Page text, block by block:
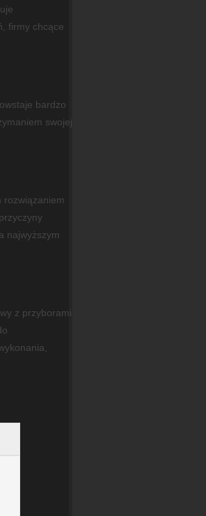
firmy chcące
bardzo
swojej
rozwiązaniem
najwyższym
z przyborami